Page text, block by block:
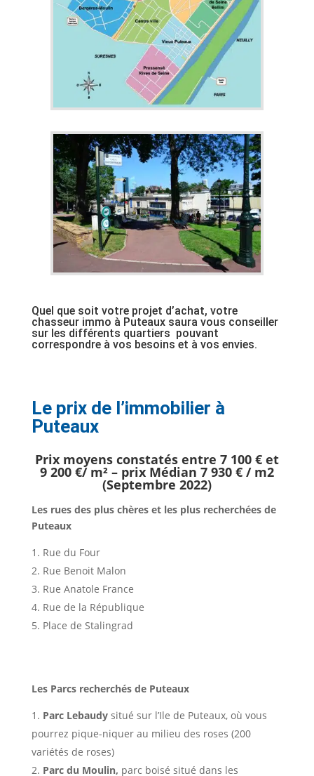
Quel que soit votre projet d’achat, votre
chasseur immo à Puteaux saura vous conseiller
sur les différents quartiers pouvant
correspondre à vos besoins et à vos envies.
Le prix de l’immobilier à
Puteaux
Prix moyens constatés entre 7 100 € et
9 200 €/ m² – prix Médian 7 930 € / m2
(Septembre 2022)
Les rues des plus chères et les plus recherchées de
Puteaux
Rue du Four
Rue Benoit Malon
Rue Anatole France
Rue de la République
Place de Stalingrad
Les Parcs recherchés de Puteaux
Parc Lebaudysitué sur l’Ile de Puteaux, où vous
pourrez pique-niquer au milieu des roses (200
variétés de roses)
Parc du Moulin, parc boisé situé dans les